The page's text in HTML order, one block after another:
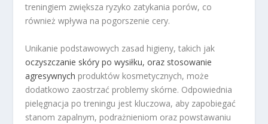
treningiem zwiększa ryzyko zatykania porów, co
również wpływa na pogorszenie cery.
Unikanie podstawowych zasad higieny, takich jak
oczyszczanie skóry po wysiłku, oraz stosowanie
agresywnych produktów kosmetycznych, może
dodatkowo zaostrzać problemy skórne. Odpowiednia
pielęgnacja po treningu jest kluczowa, aby zapobiegać
stanom zapalnym, podrażnieniom oraz powstawaniu